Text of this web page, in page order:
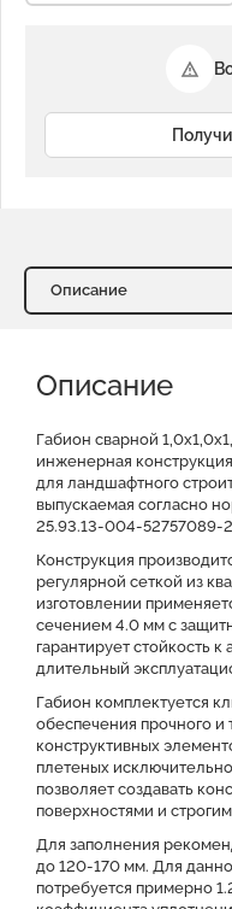
Описание
Доставка и оплата
Преимущества
Файлы для скачивания
Описание
Габион сварной
инженерная
для ландшафтного
выпускаемая согласно
25.93.13-004-52757089-
Конструкция
регулярной сеткой из
изготовлении
сечением 4.0 мм с
гарантирует стойкость
длительный
Габион комплектуется
обеспечения прочного и
конструктивных
плетеных
позволяет создавать
поверхностями и
Для заполнения
до 120-170 мм. Для
потребуется примерно